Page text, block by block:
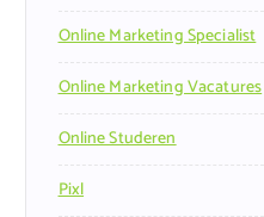
Online Marketing Specialist
Online Marketing Vacatures
Online Studeren
Pixl